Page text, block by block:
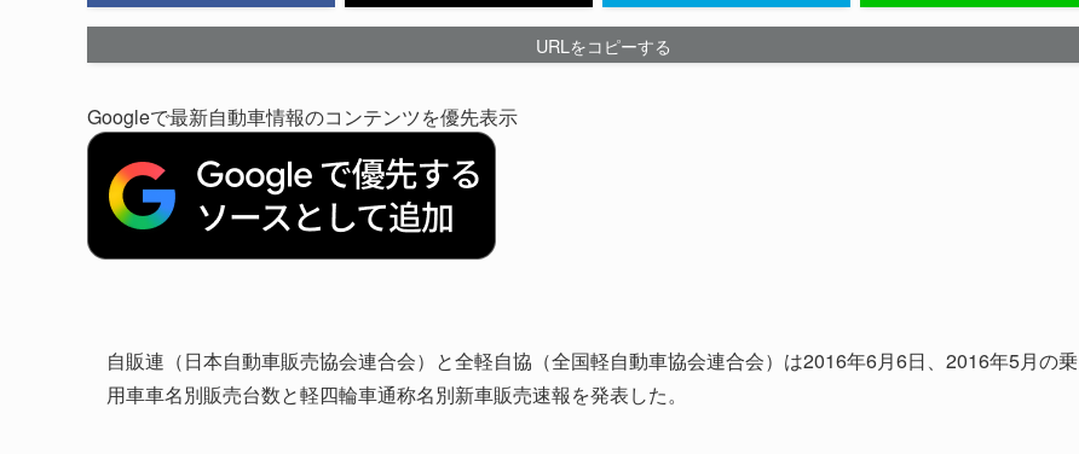
URLをコピーする
Googleで最新自動車情報のコンテンツを優先表示
自販連（日本自動車販売協会連合会）と全軽自協（全国軽自動車協会連合会）は2016年6月6日、2016年5月の乗
用車車名別販売台数と軽四輪車通称名別新車販売速報を発表した。